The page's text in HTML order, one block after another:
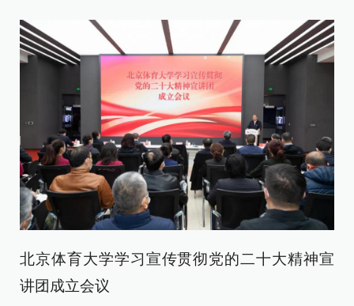
北京体育大学学习宣传贯彻党的二十大精神宣
讲团成立会议